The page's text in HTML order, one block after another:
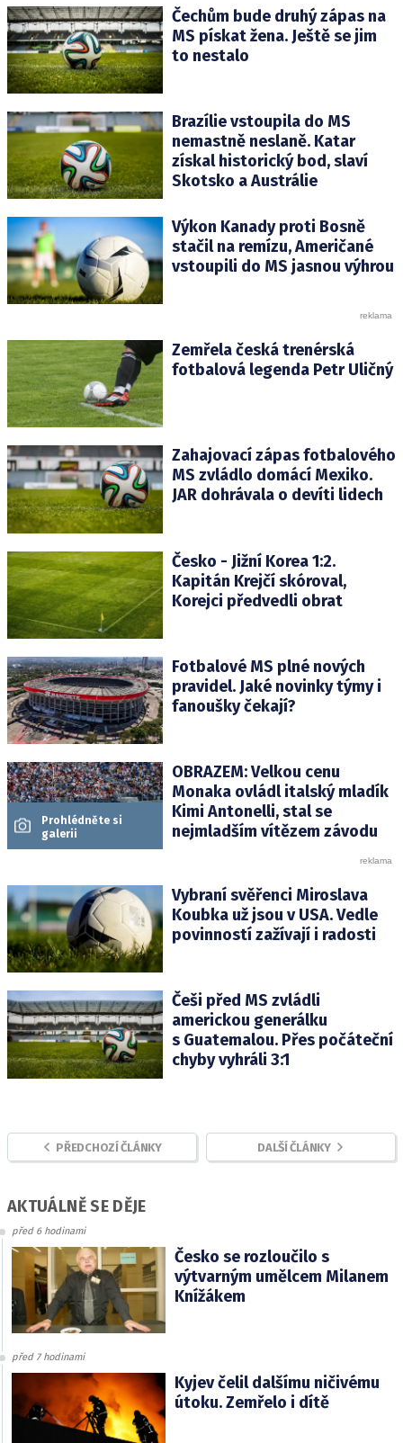
Čechům bude druhý zápas na
MS pískat žena. Ještě se jim
to nestalo
Brazílie vstoupila do MS
nemastně neslaně. Katar
získal historický bod, slaví
Skotsko a Austrálie
Výkon Kanady proti Bosně
stačil na remízu, Američané
vstoupili do MS jasnou výhrou
Zemřela česká trenérská
fotbalová legenda Petr Uličný
Zahajovací zápas fotbalového
MS zvládlo domácí Mexiko.
JAR dohrávala o devíti lidech
Česko - Jižní Korea 1:2.
Kapitán Krejčí skóroval,
Korejci předvedli obrat
Fotbalové MS plné nových
pravidel. Jaké novinky týmy i
fanoušky čekají?
Prohlédněte si
galerii
OBRAZEM: Velkou cenu
Monaka ovládl italský mladík
Kimi Antonelli, stal se
nejmladším vítězem závodu
Vybraní svěřenci Miroslava
Koubka už jsou v USA. Vedle
povinností zažívají i radosti
Češi před MS zvládli
americkou generálku
s Guatemalou. Přes počáteční
chyby vyhráli 3:1
PŘEDCHOZÍ ČLÁNKY DALŠÍ ČLÁNKY
AKTUÁLNĚ SE DĚJE
před 6 hodinami
Česko se rozloučilo s
výtvarným umělcem Milanem
Knížákem
před 7 hodinami
Kyjev čelil dalšímu ničivému
útoku. Zemřelo i dítě